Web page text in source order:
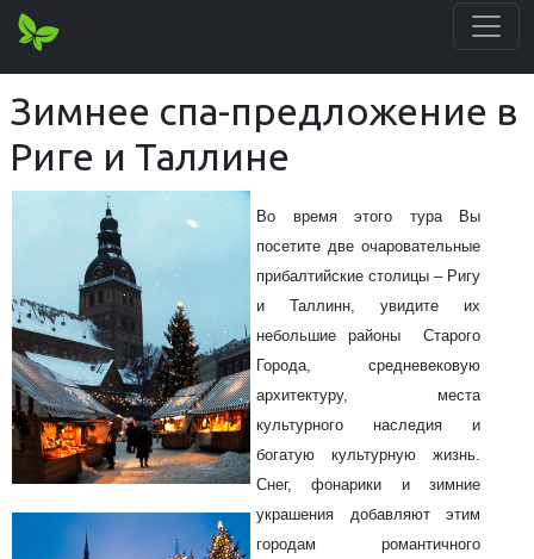
Зимнее спа-предложение в
Риге и Таллине
Во время этого тура Вы
посетите две очаровательные
прибалтийские столицы – Ригу
и Таллинн, увидите их
небольшие районы Старого
Города, средневековую
архитектуру, места
культурного наследия и
богатую культурную жизнь.
Снег, фонарики и зимние
украшения добавляют этим
городам романтичного